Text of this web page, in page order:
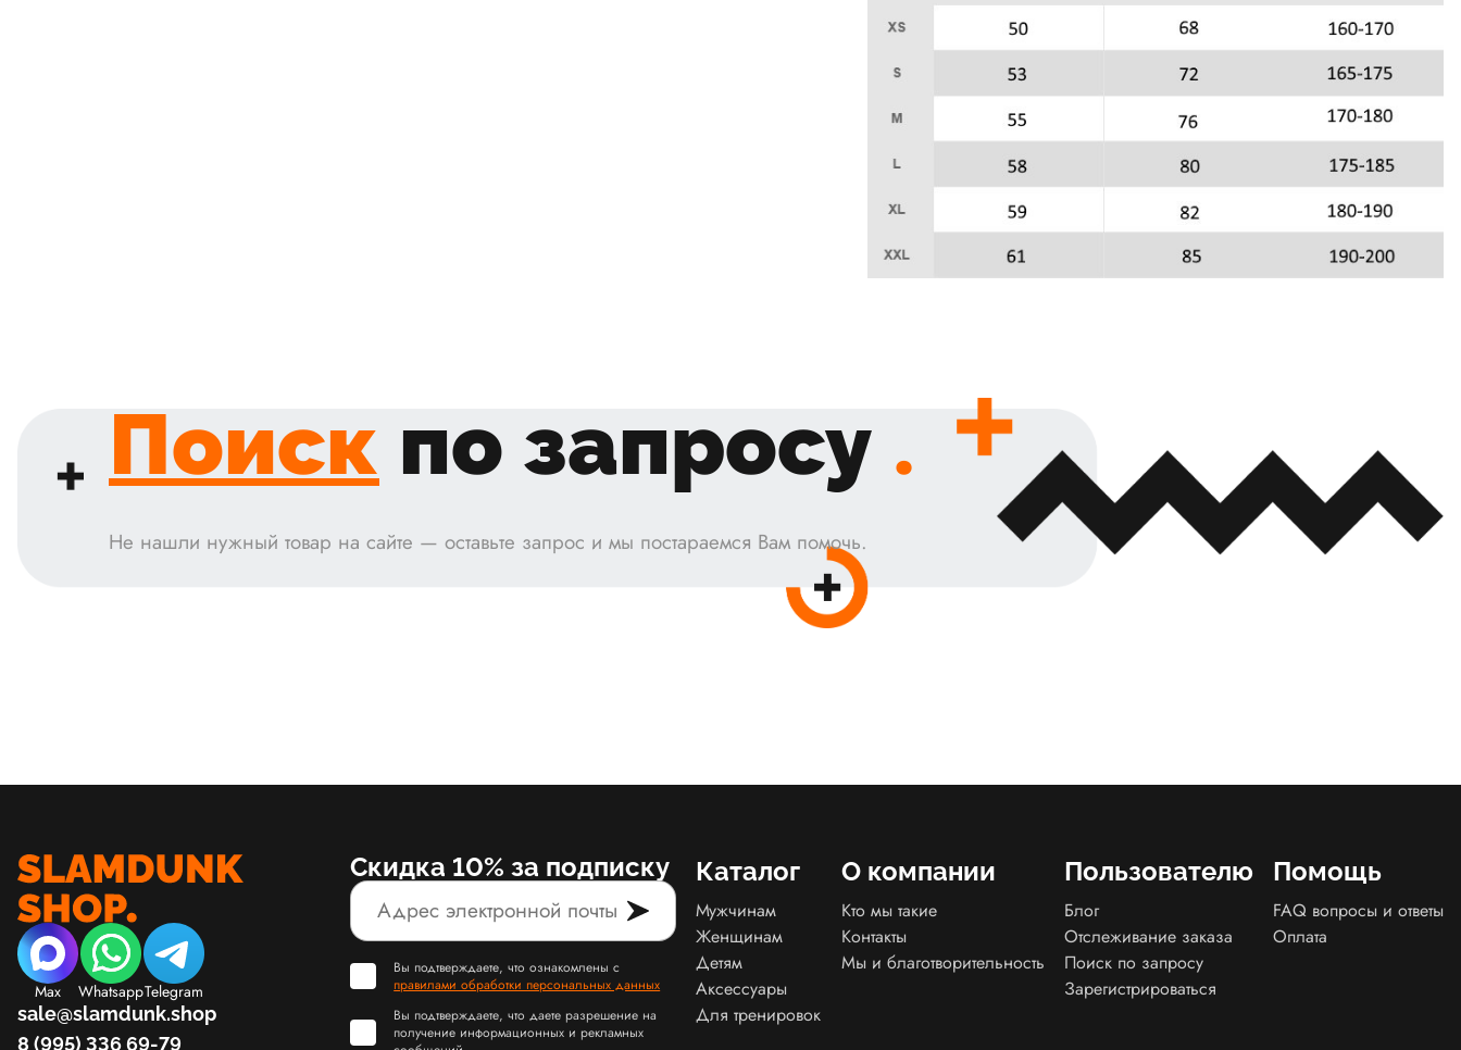
Поиск по запросу .
Не нашли нужный товар на сайте — оставьте запрос и мы постараемся Вам помочь.
Max WhatsappTelegram
sale@slamdunk.shop
8 (995) 336 69-79
Скидка 10% за подписку
Вы подтверждаете, что ознакомлены с
правилами обработки персональных данных
Вы подтверждаете, что даете разрешение на
получение информационных и рекламных
Каталог
Мужчинам
Женщинам
Детям
Аксессуары
Для тренировок
О компании
Кто мы такие
Контакты
Мы и благотворительность
Пользователю
Блог
Отслеживание заказа
Поиск по запросу
Зарегистрироваться
Помощь
FAQ вопросы и ответы
Оплата